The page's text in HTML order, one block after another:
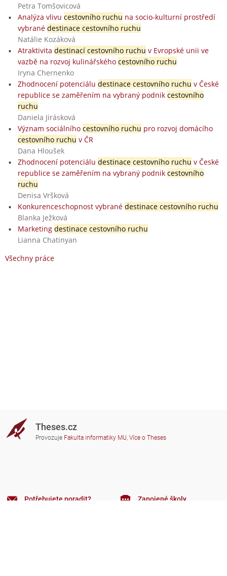
Petra Tomšovicová
Analýza vlivu cestovního ruchu na socio-kulturní prostředí
vybrané destinace cestovního ruchu
Natálie Kozáková
Atraktivita destinací cestovního ruchu v Evropské unii ve
vazbě na rozvoj kulinářského cestovního ruchu
Iryna Chernenko
Zhodnocení potenciálu destinace cestovního ruchu v České
republice se zaměřením na vybraný podnik cestovního
ruchu
Daniela Jirásková
Význam sociálního cestovního ruchu pro rozvoj domácího
cestovního ruchu v ČR
Dana Hloušek
Zhodnocení potenciálu destinace cestovního ruchu v České
republice se zaměřením na vybraný podnik cestovního
ruchu
Denisa Vršková
Konkurenceschopnost vybrané destinace cestovního ruchu
Blanka Ježková
Marketing destinace cestovního ruchu
Lianna Chatinyan
Všechny práce
Theses.cz
Provozuje Fakulta informatiky MU, Více o Theses
Potřebujete poradit? Zapojené školy